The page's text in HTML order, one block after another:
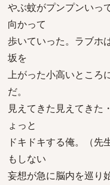
やぶ蚊がプンプンいっ
向かって
歩いていった。ラブホ
坂を
上がった小高いところ
だ。
見えてきた見えてきた
ょっと
ドキドキする俺。（先
もしない
妄想が急に脳内を巡り